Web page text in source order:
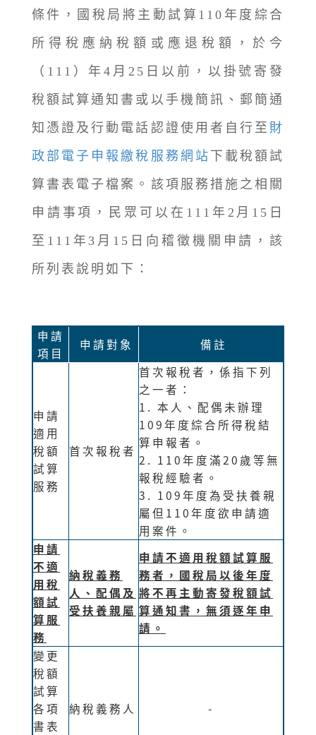
條件，國稅局將主動試算110年度綜合
所得稅應納稅額或應退稅額，於今
（111）年4月25日以前，以掛號寄發
稅額試算通知書或以手機簡訊、郵簡通
知憑證及行動電話認證使用者自行至 財
政部電子申報繳稅服務網站 下載稅額試
算書表電子檔案。該項服務措施之相關
申請事項，民眾可以在111年2月15日
至111年3月15日向稽徵機關申請，該
所列表說明如下：
申請
項目
申請對象 備註
申請
適用
稅額
試算
服務
首次報稅者
首次報稅者，係指下列
之一者：
1. 本人、配偶未辦理
109年度綜合所得稅結
算申報者。
2. 110年度滿20歲等無
報稅經驗者。
3. 109年度為受扶養親
屬但110年度欲申請適
用案件。
申請
不適
用稅
額試
算服
務
納稅義務
人、配偶及
受扶養親屬
申請不適用稅額試算服
務者，國稅局以後年度
將不再主動寄發稅額試
算通知書，無須逐年申
請。
變更
稅額
試算
各項
書表
納稅義務人 -